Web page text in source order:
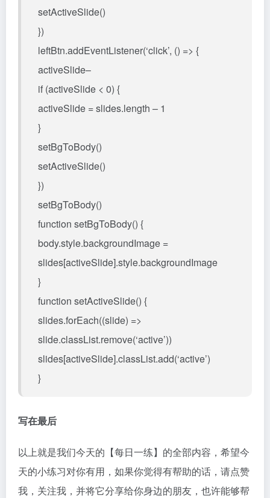
setActiveSlide()
})
leftBtn.addEventListener(‘click’, () => {
activeSlide–
if (activeSlide < 0) {
activeSlide = slides.length – 1
}
setBgToBody()
setActiveSlide()
})
setBgToBody()
function setBgToBody() {
body.style.backgroundImage =
slides[activeSlide].style.backgroundImage
}
function setActiveSlide() {
slides.forEach((slide) =>
slide.classList.remove(‘active’))
slides[activeSlide].classList.add(‘active’)
}
写在最后
以上就是我们今天的【每日一练】的全部内容，希望今
天的小练习对你有用，如果你觉得有帮助的话，请点赞
我，关注我，并将它分享给你身边的朋友，也许能够帮